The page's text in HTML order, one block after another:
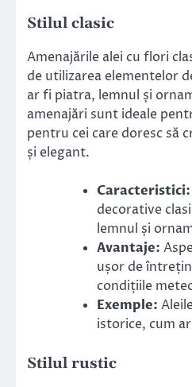
Stilul clasic
Amenajările alei cu flori
de utilizarea elementelor
ar fi piatra, lemnul și
amenajări sunt ideale
pentru cei care doresc să
și elegant.
Caracteristici:
decorative
lemnul și
Avantaje:
ușor de
condițiile
Exemple:
istorice, cum
Stilul rustic